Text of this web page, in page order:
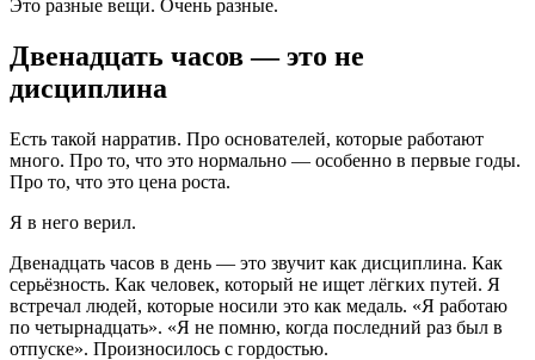
Это разные вещи. Очень разные.
Двенадцать часов — это не
дисциплина
Есть такой нарратив. Про основателей, которые работают
много. Про то, что это нормально — особенно в первые годы.
Про то, что это цена роста.
Я в него верил.
Двенадцать часов в день — это звучит как дисциплина. Как
серьёзность. Как человек, который не ищет лёгких путей. Я
встречал людей, которые носили это как медаль. «Я работаю
по четырнадцать». «Я не помню, когда последний раз был в
отпуске». Произносилось с гордостью.